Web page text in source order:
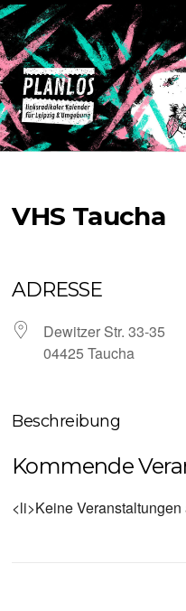
Zum
Inhalt
springen
VHS Taucha
ADRESSE
Dewitzer Str. 33-35
04425 Taucha
Beschreibung
Kommende
<li>Keine